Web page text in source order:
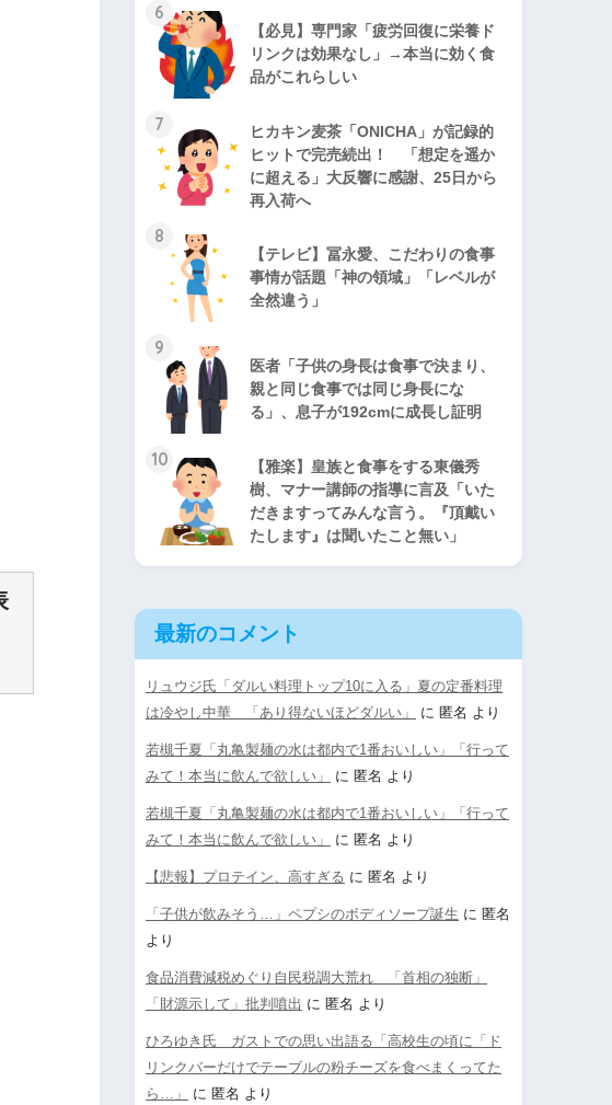
6
【必見】専門家「疲労回復に栄養ド
リンクは効果なし」→本当に効く食
品がこれらしい
7
ヒカキン麦茶「ONICHA」が記録的
ヒットで完売続出！ 「想定を遥か
に超える」大反響に感謝、25日から
再入荷へ
8
【テレビ】冨永愛、こだわりの食事
事情が話題「神の領域」「レベルが
全然違う」
9
医者「子供の身長は食事で決まり、
親と同じ食事では同じ身長にな
る」、息子が192cmに成長し証明
10
【雅楽】皇族と食事をする東儀秀
樹、マナー講師の指導に言及「いた
だきますってみんな言う。『頂戴い
たします』は聞いたこと無い」
最新のコメント
リュウジ氏「ダルい料理トップ10に入る」夏の定番料理
は冷やし中華 「あり得ないほどダルい」
に 匿名 より
若槻千夏「丸亀製麺の水は都内で1番おいしい」「行って
みて！本当に飲んで欲しい」
に 匿名 より
若槻千夏「丸亀製麺の水は都内で1番おいしい」「行って
みて！本当に飲んで欲しい」
に 匿名 より
【悲報】プロテイン、高すぎる に 匿名 より
「子供が飲みそう…」ペプシのボディソープ誕生 に 匿名
より
食品消費減税めぐり自民税調大荒れ 「首相の独断」
「財源示して」批判噴出 に 匿名 より
ひろゆき氏 ガストでの思い出語る「高校生の頃に「ド
リンクバーだけでテーブルの粉チーズを食べまくってた
ら…」
に 匿名 より